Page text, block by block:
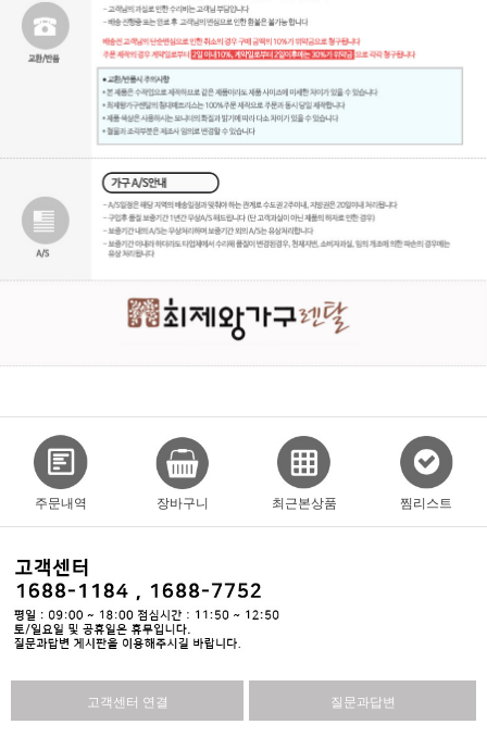
주문내역 장바구니 최근본상품 찜리스트
고객센터 연결 질문과답변